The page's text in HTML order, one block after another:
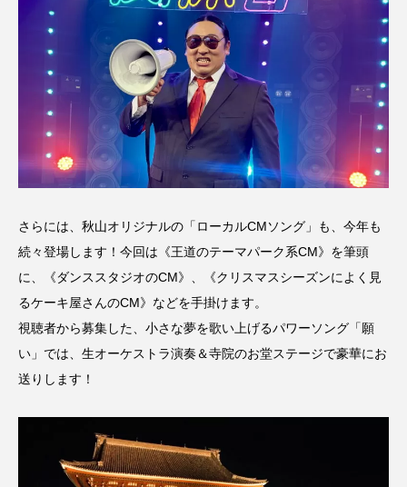
さらには、秋山オリジナルの「ローカルCMソング」も、今年も
続々登場します！今回は《王道のテーマパーク系CM》を筆頭
に、《ダンススタジオのCM》、《クリスマスシーズンによく見
るケーキ屋さんのCM》などを手掛けます。
視聴者から募集した、小さな夢を歌い上げるパワーソング「願
い」では、生オーケストラ演奏＆寺院のお堂ステージで豪華にお
送りします！